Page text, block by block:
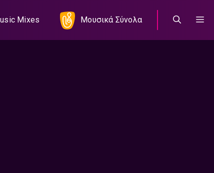
Mixes Μουσικά Σύνολα